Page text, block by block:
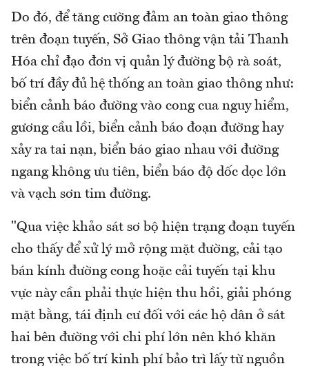
Do đó, để tăng cường đảm an toàn giao thông
trên đoạn tuyến, Sở Giao thông vận tải Thanh
Hóa chỉ đạo đơn vị quản lý đường bộ rà soát,
bố trí đầy đủ hệ thống an toàn giao thông như:
biển cảnh báo đường vào cong cua nguy hiểm,
gương cầu lồi, biển cảnh báo đoạn đường hay
xảy ra tai nạn, biển báo giao nhau với đường
ngang không ưu tiên, biển báo độ dốc dọc lớn
và vạch sơn tim đường.
"Qua việc khảo sát sơ bộ hiện trạng đoạn tuyến
cho thấy để xử lý mở rộng mặt đường, cải tạo
bán kính đường cong hoặc cải tuyến tại khu
vực này cần phải thực hiện thu hồi, giải phóng
mặt bằng, tái định cư đối với các hộ dân ở sát
hai bên đường với chi phí lớn nên khó khăn
trong việc bố trí kinh phí bảo trì lấy từ nguồn